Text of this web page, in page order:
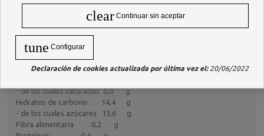
sol
USO EN PACIENTES CON INTOLERANCIA ALIMENTARIA
Sin gluten. Sin leche. Sin huevo.
ANÁLISIS MEDIO
Por 100 ml:
- de las cuales saturadas 0,0 g
Hidratos de carbono: 14,4 g
- de los cuales azúcares 13,6 g
Fibra alimentaria 0,2 g
clear Continuar sin aceptar
tune Configurar
Declaración de cookies actualizada por última vez el:20/06/2022